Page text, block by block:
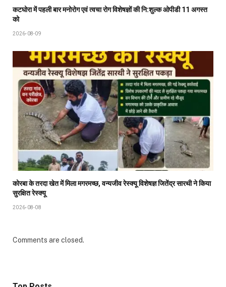
कटघोरा में पहली बार मनोरोग एवं त्वचा रोग विशेषज्ञों की नि:शुल्क ओपीडी 11 अगस्त
को
2026-08-09
कोरबा के तरदा खेत में मिला मगरमच्छ, वन्यजीव रेस्क्यू विशेषज्ञ जितेंद्र सारथी ने किया
सुरक्षित रेस्क्यू
2026-08-08
Comments are closed.